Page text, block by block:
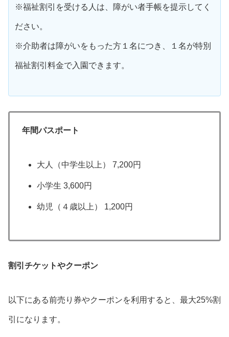
※福祉割引を受ける人は、障がい者手帳を提示してく
ださい。
※介助者は障がいをもった方１名につき、１名が特別
福祉割引料金で入園できます。
年間パスポート
大人（中学生以上） 7,200円
小学生 3,600円
幼児（４歳以上） 1,200円
割引チケットやクーポン
以下にある前売り券やクーポンを利用すると、最大25%割
引になります。